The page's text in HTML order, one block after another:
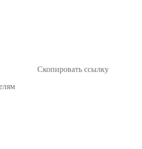
Скопировать ссылку